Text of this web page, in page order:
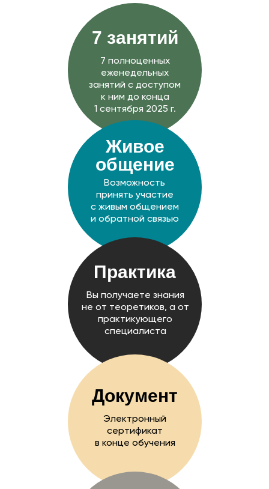
7 занятий
7 полноценных
еженедельных
занятий с доступом
к ним до конца
1 сентября 2025 г.
Живое
общение
Возможность
принять участие
с живым общением
и обратной связью
Практика
Вы получаете знания
не от теоретиков, а от
практикующего
специалиста
Документ
Электронный
сертификат
в конце обучения